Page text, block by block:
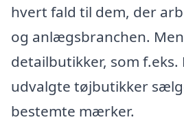
hvert fald til dem, der
og anlægsbranchen.
detailbutikker, som
udvalgte tøjbutikker
bestemte mærker.